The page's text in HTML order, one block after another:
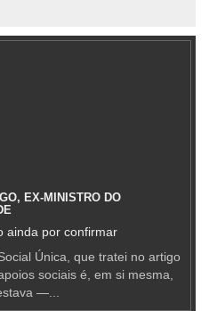
EX-MINISTRO DO
ainda por confirmar
Única, que tratei no artigo
sociais é, em si mesma,
—...